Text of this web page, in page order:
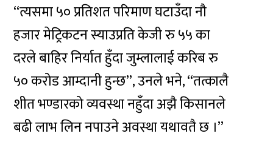
“त्यसमा ५० प्रतिशत परिमाण घटाउँदा नौ
हजार मेट्रिकटन स्याउप्रति केजी रु ५५ का
दरले बाहिर निर्यात हुँदा जुम्लालाई करिब रु
५० करोड आम्दानी हुन्छ”, उनले भने, “तत्कालै
शीत भण्डारको व्यवस्था नहुँदा अझै किसानले
बढी लाभ लिन नपाउने अवस्था यथावतै छ ।”